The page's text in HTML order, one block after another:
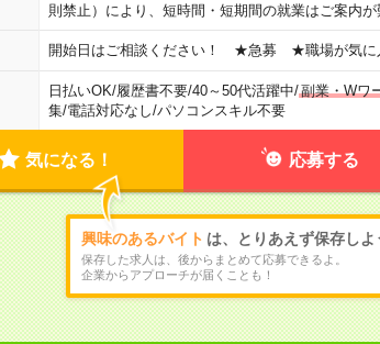
則禁止）により、短時間・短期間の就業はご案内
開始日はご相談ください！ ★急募 ★職場が気に
日払いOK/履歴書不要/40～50代活躍中/副業・Wワ
集/電話対応なし/パソコンスキル不要
気になる！ 応募する
興味のあるバイト は、とりあえず保存しよ
保存した求人は、後からまとめて応募できるよ。
企業からアプローチが届くことも！